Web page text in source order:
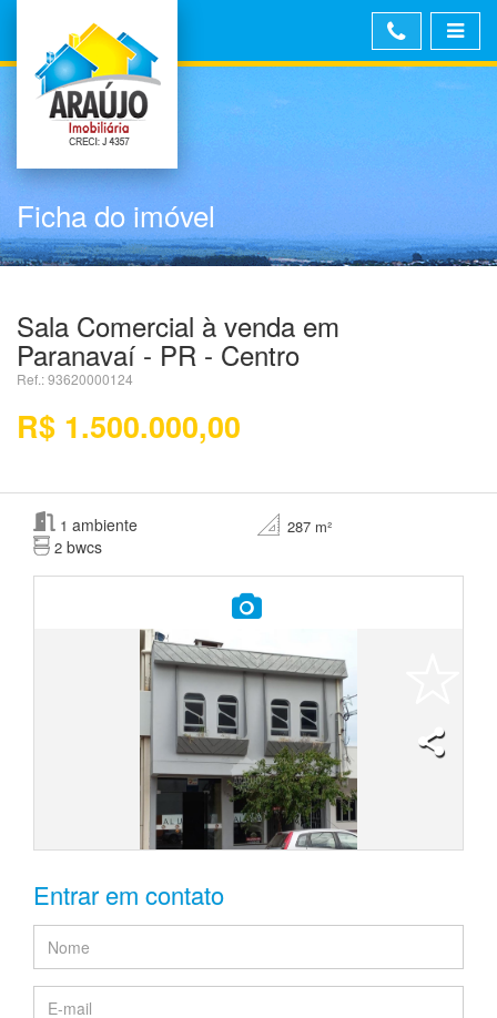
Ficha do imóvel
Sala Comercial à venda em
Paranavaí - PR - Centro
Ref.: 93620000124
R$ 1.500.000,00
1 ambiente
2 bwcs
287 m²
Entrar em contato